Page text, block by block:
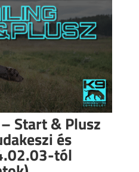
Start & Plusz
és
tól